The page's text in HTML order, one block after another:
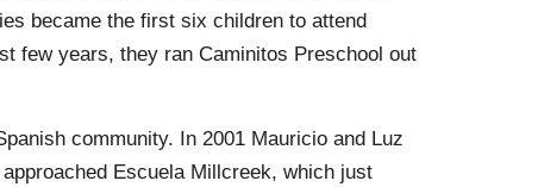
became the first six children to attend
few years, they ran Caminitos Preschool out
community. In 2001 Mauricio and Luz
Escuela Millcreek, which just